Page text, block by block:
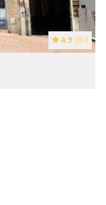
4.9 (81)